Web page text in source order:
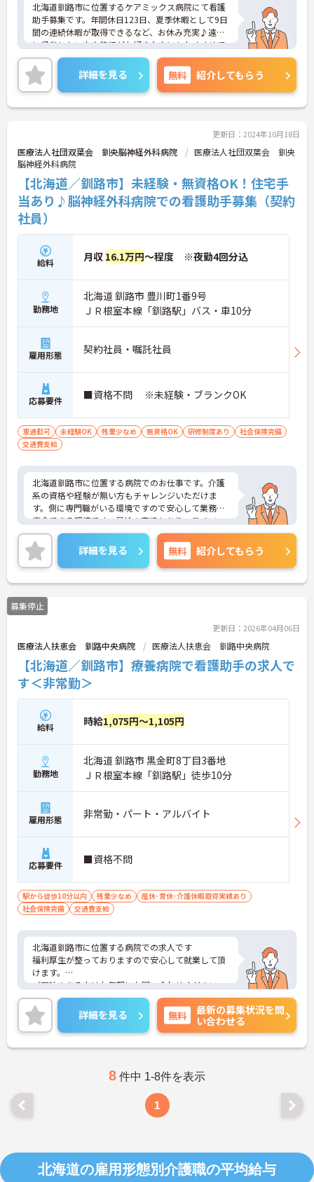
北海道釧路市に位置するケアミックス病院にて看護
助手募集です。年間休日123日、夏季休暇として9日
間の連続休暇が取得できるなど、お休み充実♪遠方
に帰省したい方や旅行がお好きな方にもおすすめで
す！また、24時間託児所が完備されているため子育
て中の方も安心して勤務ができます。
ご興味のある方には、面接対策ポイントなど、さら
に詳細をお話いたしますので、お気軽にご相談くだ
さい。
詳細を見る 無料 紹介してもらう
更新日：2024年10月18日
医療法人社団双葉会 釧央脳神経外科病院
医療法人社団双葉会 釧央
脳神経外科病院
【北海道／釧路市】未経験・無資格OK！住宅手
当あり♪脳神経外科病院での看護助手募集（契約
社員）
給料 月収 16.1万円～程度 ※夜勤4回分込
勤務地
北海道 釧路市 豊川町1番9号
ＪＲ根室本線「釧路駅」バス・車10分
雇用形態 契約社員・嘱託社員
応募要件 ■資格不問 ※未経験・ブランクOK
車通勤可 未経験OK 残業少なめ 無資格OK 研修制度あり
社会保険完備
交通費支給
北海道釧路市に位置する病院でのお仕事です。介護
系の資格や経験が無い方もチャレンジいただけま
す。側に専門職がいる環境ですので安心して業務に
専念できる環境です。昇給の実績もあり、モチベー
ションにもつながります。ご興味のある方には、面
接対策ポイントなど、さらに詳細をお話しいたしま
すのでお気軽にご相談ください！
詳細を見る 無料 紹介してもらう
募集停止
更新日：2026年04月06日
医療法人扶恵会 釧路中央病院 医療法人扶恵会 釧路中央病院
【北海道／釧路市】療養病院で看護助手の求人で
す＜非常勤＞
給料 時給1,075円～1,105円
勤務地
北海道 釧路市 黒金町8丁目3番地
ＪＲ根室本線「釧路駅」徒歩10分
雇用形態 非常勤・パート・アルバイト
応募要件 ■資格不問
駅から徒歩10分以内 残業少なめ
産休･育休･介護休暇取得実績あり
社会保険完備
交通費支給
北海道釧路市に位置する病院での求人です
福利厚生が整っておりますので安心して就業して頂
けます。
ご興味のある方はお気軽にお問い合わせください。
詳細を見る 無料
最新の募集状況を問
い合わせる
8 件中 1-8件を表示
1
北海道の雇用形態別介護職の平均給与